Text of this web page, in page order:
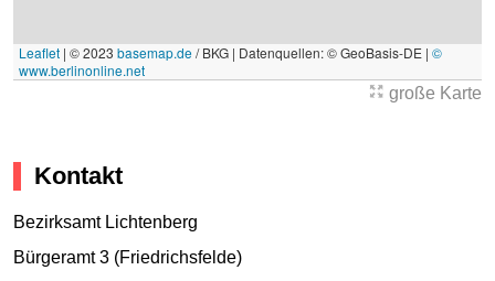
Leaflet | © 2023 basemap.de/ BKG | Datenquellen: © GeoBasis-DE | ©
www.berlinonline.net
große Karte
Kontakt
Bezirksamt Lichtenberg
Bürgeramt 3 (Friedrichsfelde)